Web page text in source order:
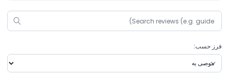
فرز حسب: